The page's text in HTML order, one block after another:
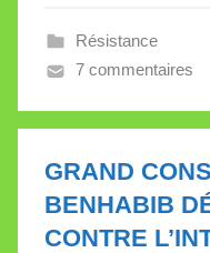
a
l
e
Résistance
7 commentaires
GRAND
BENHABIB
CONTRE